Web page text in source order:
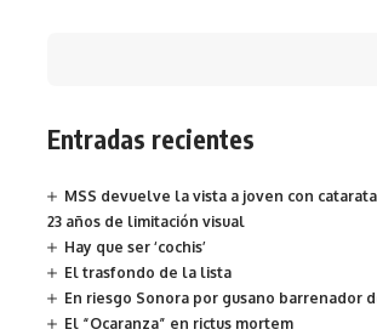
Entradas recientes
MSS devuelve la vista a joven con
23 años de limitación visual
Hay que ser ‘cochis’
El trasfondo de la lista
En riesgo Sonora por gusano barrenador
El “Ocaranza” en rictus mortem